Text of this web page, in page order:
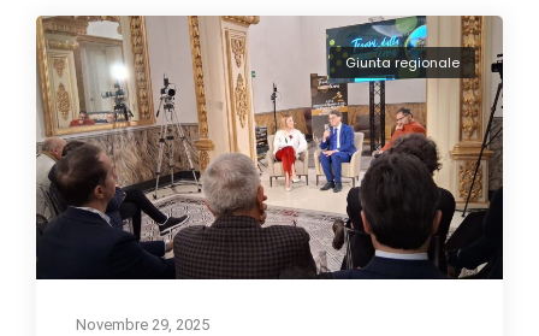
Giunta regionale
Novembre 29, 2025